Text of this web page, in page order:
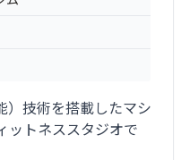
）技術を搭載したマシ
ットネススタジオで